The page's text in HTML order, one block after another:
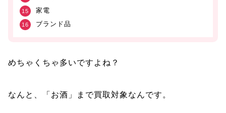
家電
ブランド品
めちゃくちゃ多いですよね？
なんと、「お酒」まで買取対象なんです。